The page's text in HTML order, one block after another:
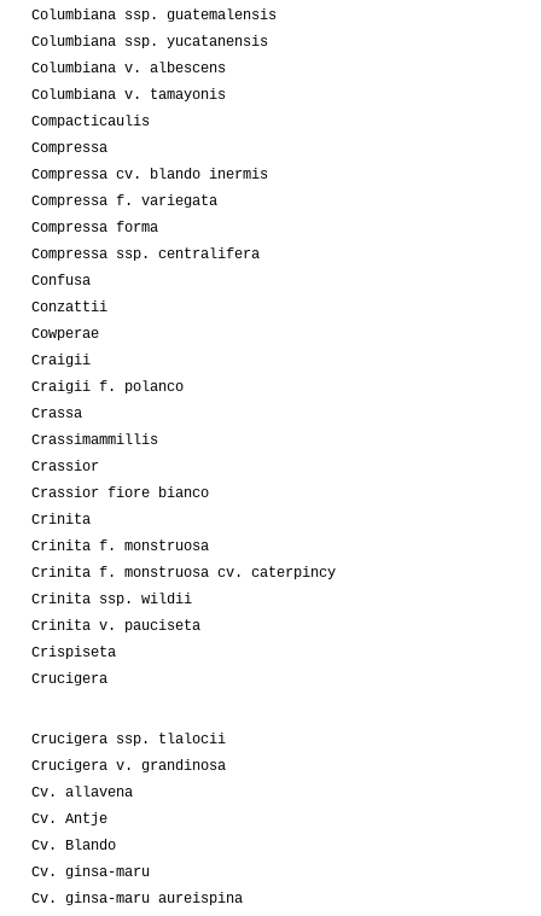
Columbiana ssp. guatemalensis
Columbiana ssp. yucatanensis
Columbiana v. albescens
Columbiana v. tamayonis
Compacticaulis
Compressa
Compressa cv. blando inermis
Compressa f. variegata
Compressa forma
Compressa ssp. centralifera
Confusa
Conzattii
Cowperae
Craigii
Craigii f. polanco
Crassa
Crassimammillis
Crassior
Crassior fiore bianco
Crinita
Crinita f. monstruosa
Crinita f. monstruosa cv. caterpincy
Crinita ssp. wildii
Crinita v. pauciseta
Crispiseta
Crucigera
Crucigera ssp. tlalocii
Crucigera v. grandinosa
Cv. allavena
Cv. Antje
Cv. Blando
Cv. ginsa-maru
Cv. ginsa-maru aureispina